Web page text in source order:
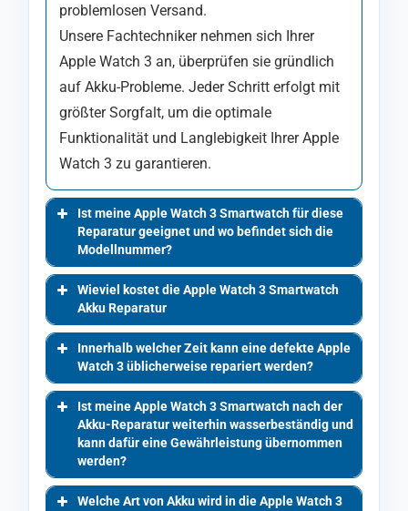
problemlosen Versand.
Unsere Fachtechniker nehmen sich Ihrer
Apple Watch 3 an, überprüfen sie gründlich
auf Akku-Probleme. Jeder Schritt erfolgt mit
größter Sorgfalt, um die optimale
Funktionalität und Langlebigkeit Ihrer Apple
Watch 3 zu garantieren.
Ist meine Apple Watch 3 Smartwatch für diese
Reparatur geeignet und wo befindet sich die
Modellnummer?
Wieviel kostet die Apple Watch 3 Smartwatch
Akku Reparatur
Innerhalb welcher Zeit kann eine defekte Apple
Watch 3 üblicherweise repariert werden?
Ist meine Apple Watch 3 Smartwatch nach der
Akku-Reparatur weiterhin wasserbeständig und
kann dafür eine Gewährleistung übernommen
werden?
Welche Art von Akku wird in die Apple Watch 3